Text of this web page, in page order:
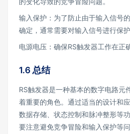
输入保护：为了防止由于输入信号
确定，通常需要对输入信号进行保护
电源电压：确保RS触发器工作在正
1.6 总结
RS触发器是一种基本的数字电路元
着重要的角色。通过适当的设计和
数据存储、状态控制和脉冲整形等
要注意避免竞争冒险和输入保护等